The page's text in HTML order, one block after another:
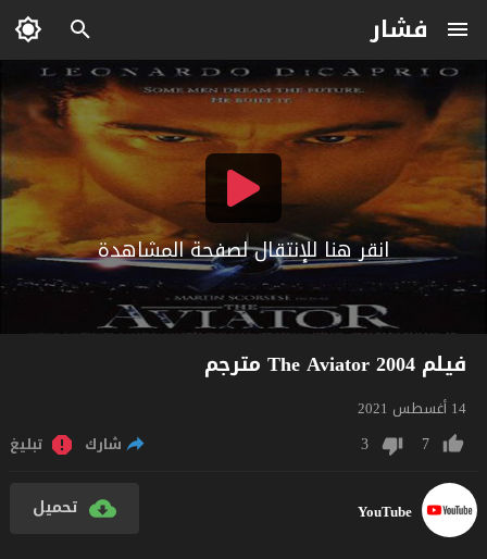
فشار
انقر هنا للإنتقال لصفحة المشاهدة
فيلم The Aviator 2004 مترجم
14 أغسطس 2021
7
3 شارك تبليغ
YouTube تحميل